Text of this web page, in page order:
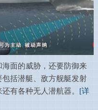
面的威胁，还要防御来
括潜艇、敌方舰艇发射
有各种无人潜航器。
[详